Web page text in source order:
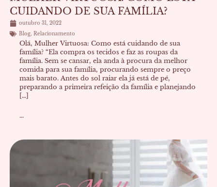
CUIDANDO DE SUA FAMÍLIA?
outubro 31, 2022
Blog, Relacionamento
Olá, Mulher Virtuosa: Como está cuidando de sua
família? “Ela compra os tecidos e faz as roupas da
família. Sem se cansar, ela anda à procura da melhor
comida para sua família, procurando sempre o preço
mais barato. Antes do sol raiar ela já está de pé,
preparando a primeira refeição da família e planejando
[…]
...